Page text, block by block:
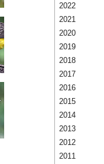
2022
2021
2020
2019
2018
2017
2016
2015
2014
2013
2012
2011